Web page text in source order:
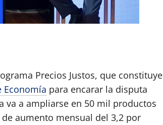
Precios Justos, que constituye
Economía para encarar la disputa
va a ampliarse en 50 mil productos
aumento mensual del 3,2 por